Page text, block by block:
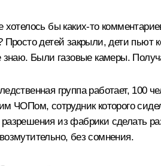
хотелось бы каких-то
Просто детей закрыли, дети
знаю. Были газовые камеры.
группа работает, 100
ЧОПом, сотрудник которого
из фабрики сделать
без сомнения.